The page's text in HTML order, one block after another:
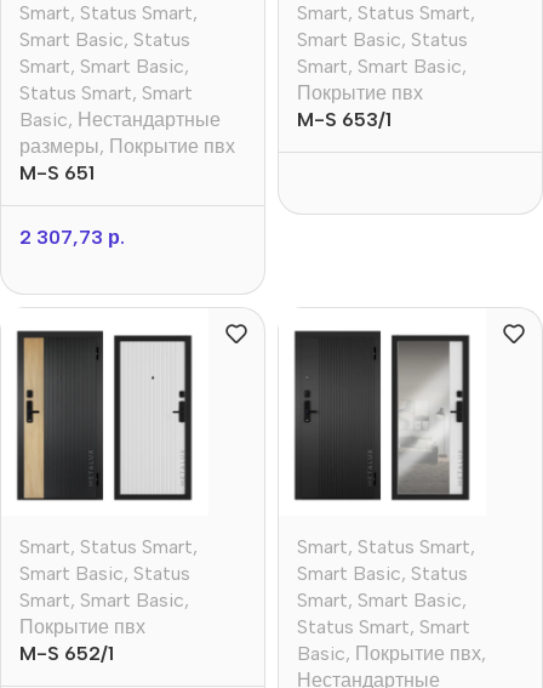
Smart, Status Smart,
Smart Basic, Status
Smart, Smart Basic,
Status Smart, Smart
Basic, Нестандартные
размеры, Покрытие пвх
M-S 651
2 307,73 р.
Smart, Status Smart,
Smart Basic, Status
Smart, Smart Basic,
Покрытие пвх
M-S 653/1
Smart, Status Smart,
Smart Basic, Status
Smart, Smart Basic,
Покрытие пвх
M-S 652/1
Smart, Status Smart,
Smart Basic, Status
Smart, Smart Basic,
Status Smart, Smart
Basic, Покрытие пвх,
Нестандартные